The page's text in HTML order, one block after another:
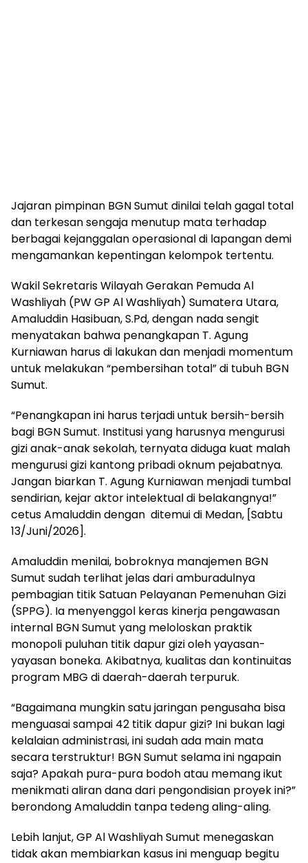
Jajaran pimpinan BGN Sumut dinilai telah gagal total
dan terkesan sengaja menutup mata terhadap
berbagai kejanggalan operasional di lapangan demi
mengamankan kepentingan kelompok tertentu.
Wakil Sekretaris Wilayah Gerakan Pemuda Al
Washliyah (PW GP Al Washliyah) Sumatera Utara,
Amaluddin Hasibuan, S.Pd, dengan nada sengit
menyatakan bahwa penangkapan T. Agung
Kurniawan harus di lakukan dan menjadi momentum
untuk melakukan “pembersihan total” di tubuh BGN
Sumut.
“Penangkapan ini harus terjadi untuk bersih-bersih
bagi BGN Sumut. Institusi yang harusnya mengurusi
gizi anak-anak sekolah, ternyata diduga kuat malah
mengurusi gizi kantong pribadi oknum pejabatnya.
Jangan biarkan T. Agung Kurniawan menjadi tumbal
sendirian, kejar aktor intelektual di belakangnya!”
cetus Amaluddin dengan ditemui di Medan, [Sabtu
13/Juni/2026].
Amaluddin menilai, bobroknya manajemen BGN
Sumut sudah terlihat jelas dari amburadulnya
pembagian titik Satuan Pelayanan Pemenuhan Gizi
(SPPG). Ia menyenggol keras kinerja pengawasan
internal BGN Sumut yang meloloskan praktik
monopoli puluhan titik dapur gizi oleh yayasan-
yayasan boneka. Akibatnya, kualitas dan kontinuitas
program MBG di daerah-daerah terpuruk.
“Bagaimana mungkin satu jaringan pengusaha bisa
menguasai sampai 42 titik dapur gizi? Ini bukan lagi
kelalaian administrasi, ini sudah ada main mata
secara terstruktur! BGN Sumut selama ini ngapain
saja? Apakah pura-pura bodoh atau memang ikut
menikmati aliran dana dari pengondisian proyek ini?”
berondong Amaluddin tanpa tedeng aling-aling.
Lebih lanjut, GP Al Washliyah Sumut menegaskan
tidak akan membiarkan kasus ini menguap begitu